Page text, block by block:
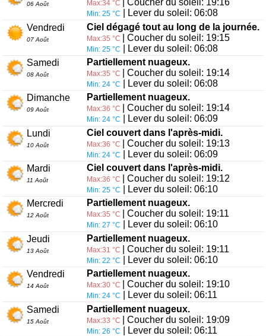
06 Août Max:34 °C | Coucher du soleil: 19:16
Min: 25 °C
| Lever du soleil: 06:08
Vendredi
07 Août
Ciel dégagé tout au long de la journée.
Max:35 °C | Coucher du soleil: 19:15
Min: 25 °C
| Lever du soleil: 06:08
Samedi
08 Août
Partiellement nuageux.
Max:35 °C | Coucher du soleil: 19:14
Min: 24 °C
| Lever du soleil: 06:08
Dimanche
09 Août
Partiellement nuageux.
Max:36 °C | Coucher du soleil: 19:14
Min: 24 °C
| Lever du soleil: 06:09
Lundi
10 Août
Ciel couvert dans l'après-midi.
Max:36 °C | Coucher du soleil: 19:13
Min: 24 °C
| Lever du soleil: 06:09
Mardi
11 Août
Ciel couvert dans l'après-midi.
Max:36 °C | Coucher du soleil: 19:12
Min: 25 °C
| Lever du soleil: 06:10
Mercredi
12 Août
Partiellement nuageux.
Max:35 °C | Coucher du soleil: 19:11
Min: 27 °C
| Lever du soleil: 06:10
Jeudi
13 Août
Partiellement nuageux.
Max:31 °C | Coucher du soleil: 19:11
Min: 22 °C
| Lever du soleil: 06:10
Vendredi
14 Août
Partiellement nuageux.
Max:30 °C | Coucher du soleil: 19:10
Min: 24 °C
| Lever du soleil: 06:11
Samedi
15 Août
Partiellement nuageux.
Max:33 °C | Coucher du soleil: 19:09
Min: 26 °C
| Lever du soleil: 06:11